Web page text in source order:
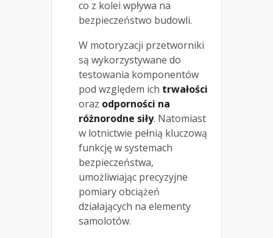
co z kolei wpływa na
bezpieczeństwo budowli.
W motoryzacji przetworniki
są wykorzystywane do
testowania komponentów
pod względem ich trwałości
oraz odporności na
różnorodne siły. Natomiast
w lotnictwie pełnią kluczową
funkcję w systemach
bezpieczeństwa,
umożliwiając precyzyjne
pomiary obciążeń
działających na elementy
samolotów.